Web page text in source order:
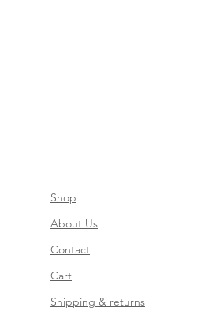
Shop
About Us
Contact
Cart
Shipping & returns